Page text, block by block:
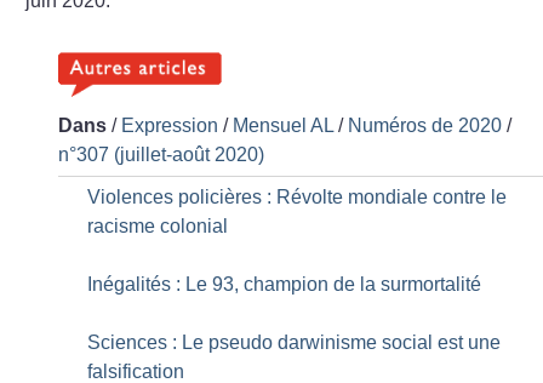
Dans / Expression / Mensuel AL / Numéros de 2020 /
n°307 (juillet-août 2020)
Violences policières : Révolte mondiale contre le
racisme colonial
Inégalités : Le 93, champion de la surmortalité
Sciences : Le pseudo darwinisme social est une
falsification